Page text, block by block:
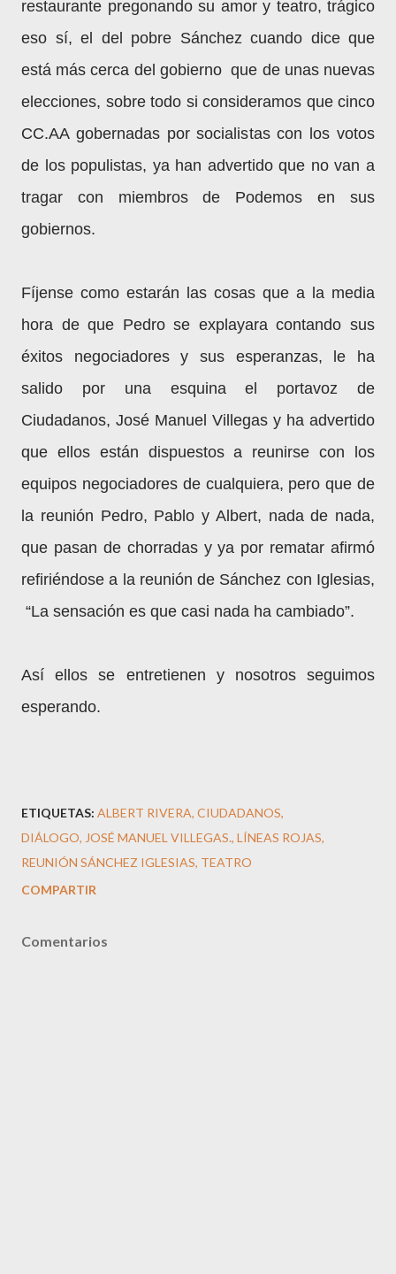
restaurante pregonando su amor y teatro, trágico
eso sí, el del pobre Sánchez cuando dice que
está más cerca del gobierno que de unas nuevas
elecciones, sobre todo si consideramos que cinco
CC.AA gobernadas por socialistas con los votos
de los populistas, ya han advertido que no van a
tragar con miembros de Podemos en sus
gobiernos.
Fíjense como estarán las cosas que a la media
hora de que Pedro se explayara contando sus
éxitos negociadores y sus esperanzas, le ha
salido por una esquina el portavoz de
Ciudadanos, José Manuel Villegas y ha advertido
que ellos están dispuestos a reunirse con los
equipos negociadores de cualquiera, pero que de
la reunión Pedro, Pablo y Albert, nada de nada,
que pasan de chorradas y ya por rematar afirmó
refiriéndose a la reunión de Sánchez con Iglesias,
“La sensación es que casi nada ha cambiado”.
Así ellos se entretienen y nosotros seguimos
esperando.
ETIQUETAS: ALBERT RIVERA CIUDADANOS
DIÁLOGO JOSÉ MANUEL VILLEGAS. LÍNEAS ROJAS
REUNIÓN SÁNCHEZ IGLESIAS TEATRO
COMPARTIR
Comentarios